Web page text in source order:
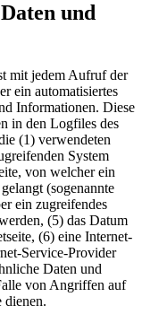
und
mit jedem Aufruf der
ein automatisiertes
Informationen. Diese
in den Logfiles des
(1) verwendeten
System
von welcher ein
(sogenannte
ein zugreifendes
(5) das Datum
(6) eine Internet-
Service-Provider
Daten und
von Angriffen auf
dienen.